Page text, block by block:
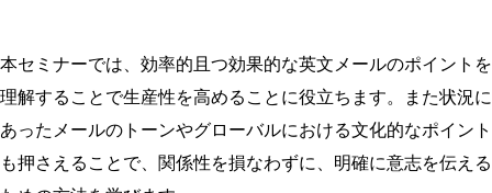
本セミナーでは、効率的且つ効果的な英文メールのポイントを
理解することで生産性を高めることに役立ちます。また状況に
あったメールのトーンやグローバルにおける文化的なポイント
も押さえることで、関係性を損なわずに、明確に意志を伝える